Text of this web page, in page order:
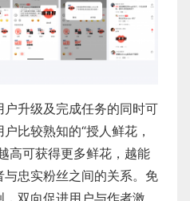
升级及完成任务的同时可
比较熟知的“授人鲜花，
高可获得更多鲜花，越能
忠实粉丝之间的关系。免
双向促进用户与作者激